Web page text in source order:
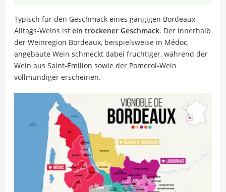
Typisch für den Geschmack eines gängigen Bordeaux-
Alltags-Weins ist ein trockener Geschmack. Der innerhalb
der Weinregion Bordeaux, beispielsweise in Médoc,
angebaute Wein schmeckt dabei fruchtiger, während der
Wein aus Saint-Émilion sowie der Pomerol-Wein
vollmundiger erscheinen.